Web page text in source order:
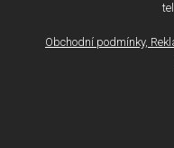
Obchodní podmínky,